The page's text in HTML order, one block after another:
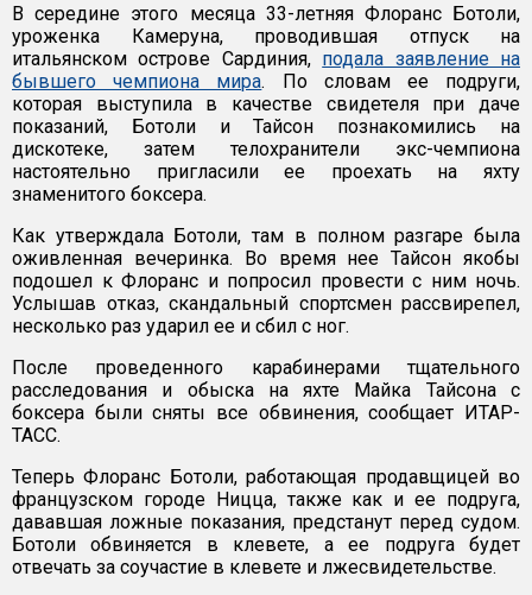
В середине этого месяца 33-летняя Флоранс Ботоли,
уроженка Камеруна, проводившая отпуск на
итальянском острове Сардиния, подала заявление на
бывшего чемпиона мира. По словам ее подруги,
которая выступила в качестве свидетеля при даче
показаний, Ботоли и Тайсон познакомились на
дискотеке, затем телохранители экс-чемпиона
настоятельно пригласили ее проехать на яхту
знаменитого боксера.
Как утверждала Ботоли, там в полном разгаре была
оживленная вечеринка. Во время нее Тайсон якобы
подошел к Флоранс и попросил провести с ним ночь.
Услышав отказ, скандальный спортсмен рассвирепел,
несколько раз ударил ее и сбил с ног.
После проведенного карабинерами тщательного
расследования и обыска на яхте Майка Тайсона с
боксера были сняты все обвинения, сообщает ИТАР-
ТАСС.
Теперь Флоранс Ботоли, работающая продавщицей во
французском городе Ницца, также как и ее подруга,
дававшая ложные показания, предстанут перед судом.
Ботоли обвиняется в клевете, а ее подруга будет
отвечать за соучастие в клевете и лжесвидетельстве.